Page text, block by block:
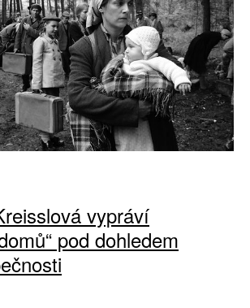
vypráví
pod dohledem